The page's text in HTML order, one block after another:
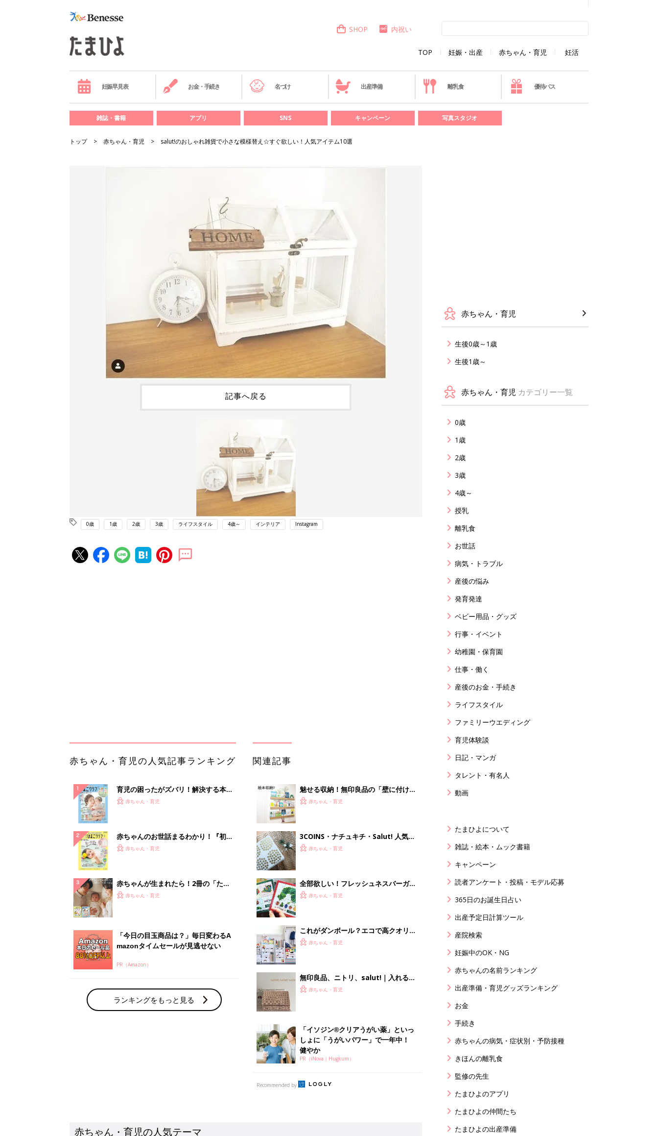
TOP 妊娠・出産 赤ちゃん・育児 妊活
SHOP 内祝い
妊娠早見表 お金・手続き 名づけ 出産準備 離乳食 優待パス
雑誌・書籍 アプリ SNS キャンペーン 写真スタジオ
トップ 赤ちゃん・育児 salut!のおしゃれ雑貨で小さな模様替え☆すぐ欲しい！人気アイテム10選
記事へ戻る
0歳 1歳 2歳 3歳 ライフスタイル 4歳～ インテリア Instagram
mazonタイムセールが見逃せない
PR（Amazon）
ランキングをもっと見る
バイザーもおすすめのかご収納4選
しょに「うがいパワー」で一年中！
健やか
PR（iNova｜Hugkum）
赤ちゃん・育児の人気テーマ
育児日記・マンガ
離乳食はいつから？進め方は？「たまひよ きほんの離
授乳の悩みや初めての離乳食作りに役立つ
子育てとお金
妊娠・出産・育児にかかる費用やもらえる補助
金・助成金を解説
赤ちゃん・育児
生後0歳～1歳
生後1歳～
赤ちゃん・育児 カテゴリー一覧
0歳
1歳
2歳
3歳
4歳～
授乳
離乳食
お世話
病気・トラブル
産後の悩み
発育発達
ベビー用品・グッズ
行事・イベント
幼稚園・保育園
仕事・働く
産後のお金・手続き
ライフスタイル
ファミリーウエディング
育児体験談
日記・マンガ
タレント・有名人
動画
たまひよについて
雑誌・絵本・ムック書籍
キャンペーン
読者アンケート・投稿・モデル応募
365日のお誕生日占い
出産予定日計算ツール
産院検索
妊娠中のOK・NG
赤ちゃんの名前ランキング
出産準備・育児グッズランキング
お金
手続き
赤ちゃんの病気・症状別・予防接種
きほんの離乳食
監修の先生
たまひよのアプリ
たまひよの仲間たち
たまひよの出産準備